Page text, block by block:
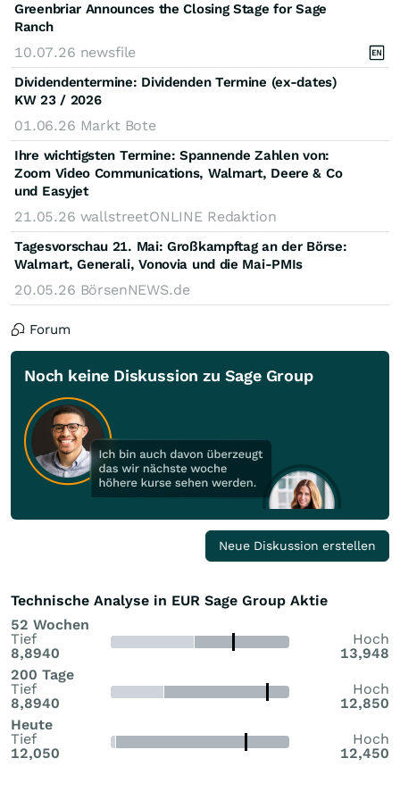
Greenbriar Announces the Closing Stage for Sage
Ranch
10.07.26 newsfile
Dividendentermine: Dividenden Termine (ex-dates)
KW 23 / 2026
01.06.26 Markt Bote
Ihre wichtigsten Termine: Spannende Zahlen von:
Zoom Video Communications, Walmart, Deere & Co
und Easyjet
21.05.26 wallstreetONLINE Redaktion
Tagesvorschau 21. Mai: Großkampftag an der Börse:
Walmart, Generali, Vonovia und die Mai-PMIs
20.05.26 BörsenNEWS.de
Forum
Noch keine Diskussion zu Sage Group
Neue Diskussion erstellen
Technische Analyse in EUR Sage Group Aktie
52 Wochen
Tief
8,8940
Hoch
13,948
200 Tage
Tief
8,8940
Hoch
12,850
Heute
Tief
12,050
Hoch
12,450